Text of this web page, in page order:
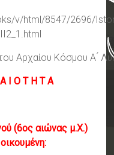
v/html/8547/2696/
Αρχαίου Κόσμου Α
Ι Ο Τ Η Τ Α
(6ος αιώνας μ.Χ.)